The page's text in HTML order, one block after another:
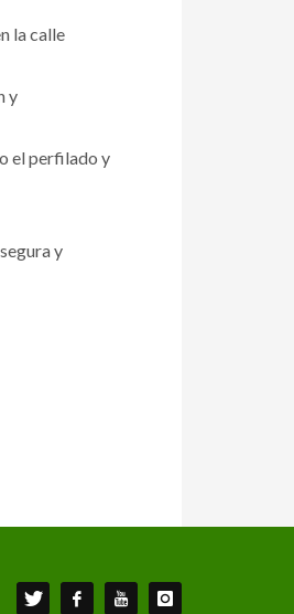
la calle
y
el perfilado y
y